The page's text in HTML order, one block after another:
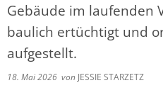
Gebäude im laufenden
baulich ertüchtigt und
aufgestellt.
18. Mai 2026 von JESSIE STARZETZ